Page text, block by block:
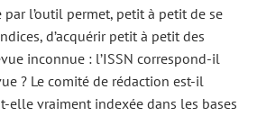
l’outil permet, petit à petit de se
d’acquérir petit à petit des
inconnue : l’ISSN correspond-il
? Le comité de rédaction est-il
elle vraiment indexée dans les bases